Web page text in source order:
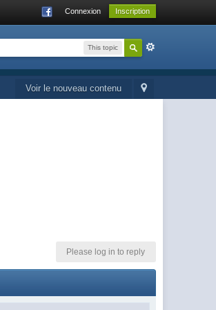
Connexion Inscription
This topic
Voir le nouveau contenu
Please log in to reply